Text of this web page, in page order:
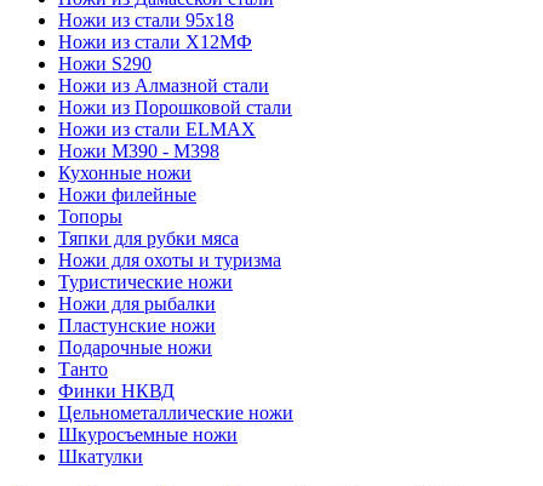
Ножи из стали 95х18
Ножи из стали Х12МФ
Ножи S290
Ножи из Алмазной стали
Ножи из Порошковой стали
Ножи из стали ELMAX
Ножи М390 - М398
Кухонные ножи
Ножи филейные
Топоры
Тяпки для рубки мяса
Ножи для охоты и туризма
Туристические ножи
Ножи для рыбалки
Пластунские ножи
Подарочные ножи
Танто
Финки НКВД
Цельнометаллические ножи
Шкуросъемные ножи
Шкатулки